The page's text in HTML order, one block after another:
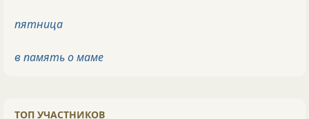
пятница
в память о маме
ТОП УЧАСТНИКОВ